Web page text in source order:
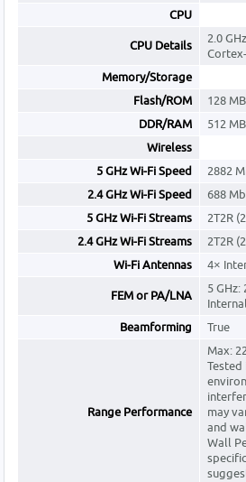
CPU
CPU Details
2.0
Memory/Storage
Flash/ROM
128
DDR/RAM
512
Wireless
5 GHz Wi-Fi Speed
2882
2.4 GHz Wi-Fi Speed
688
5 GHz Wi-Fi Streams
2T2R
2.4 GHz Wi-Fi Streams
2T2R
Wi-Fi Antennas
4×
FEM or PA/LNA
5 GHz:
Internal
Beamforming
True
Range Performance
Max:
Tested
may
and
Wall